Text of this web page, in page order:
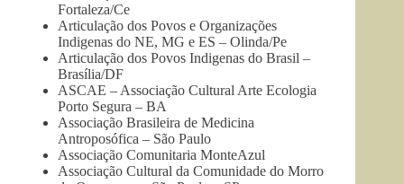
Fortaleza/Ce
Articulação dos Povos e Organizações
Indigenas do NE, MG e ES – Olinda/Pe
Articulação dos Povos Indigenas do Brasil –
Brasília/DF
ASCAE – Associação Cultural Arte Ecologia
Porto Segura – BA
Associação Brasileira de Medicina
Antroposófica – São Paulo
Associação Comunitaria MonteAzul
Associação Cultural da Comunidade do Morro